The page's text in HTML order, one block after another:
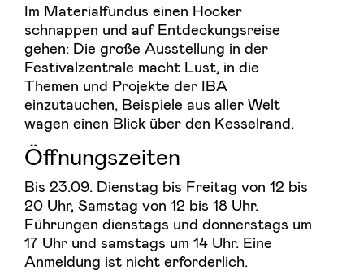
Im Materialfundus einen Hocker
schnappen und auf Entdeckungsreise
gehen: Die große Ausstellung in der
Festivalzentrale macht Lust, in die
Themen und Projekte der IBA
einzutauchen, Beispiele aus aller Welt
wagen einen Blick über den Kesselrand.
Öffnungszeiten
Bis 23.09. Dienstag bis Freitag von 12 bis
20 Uhr, Samstag von 12 bis 18 Uhr.
Führungen dienstags und donnerstags um
17 Uhr und samstags um 14 Uhr. Eine
Anmeldung ist nicht erforderlich.